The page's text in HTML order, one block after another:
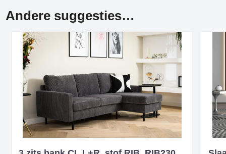
Andere suggesties…